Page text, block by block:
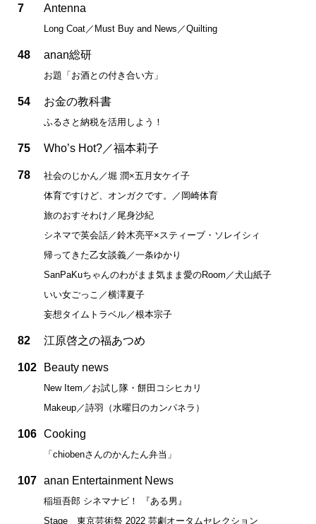
7 Antenna
Long Coat／Must Buy and News／Quilting
48 anan総研
お題「お酒との付き合い方」
54 お金の教科書
ふるさと納税を活用しよう！
75 Who’s Hot?／福本莉子
78
社会のじかん／堀 潤×五月女ケイ子
体育ですけど、オンガクです。／岡崎体育
旅のおすそわけ／尾身沙紀
シネマで英会話／鈴木亮平×スティーブ・ソレイシィ
帰ってきた乙女談義／一条ゆかり
SanPaKuちゃんのわがまま気まま愛のRoom／犬山紙子
いい女ごっこ／横澤夏子
妄想タイムトラベル／根本宗子
82 江原啓之の福あつめ
102 Beauty news
New Item／お試し隊・餅田コシヒカリ
Makeup／詩羽（水曜日のカンパネラ）
106 Cooking
「chiobenさんのかんたん弁当」
107 anan Entertainment News
稲垣吾郎 シネマナビ！ 『ある男』
Stage 東京芸術祭 2022 芸劇オータムセレクション